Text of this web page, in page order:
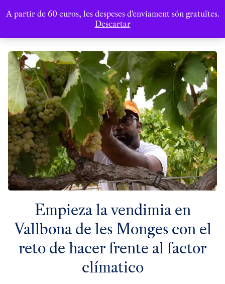
A partir de 60 euros, les despeses d'enviament són gratuïtes.
Descartar
Empieza la vendimia en
Vallbona de les Monges con el
reto de hacer frente al factor
clímatico